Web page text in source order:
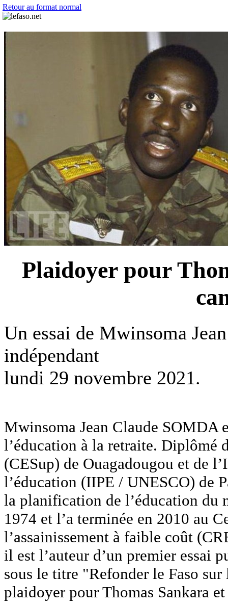
Retour au format normal
Plaidoyer pour
Un essai de Mwinsoma
indépendant
lundi 29 novembre 2021.
Mwinsoma Jean Claude SOMDA
l’éducation à la retraite. Diplômé
(CESup) de Ouagadougou et de
l’éducation (IIPE / UNESCO) de
la planification de l’éducation du
1974 et l’a terminée en 2010 au
l’assainissement à faible coût
il est l’auteur d’un premier essai
sous le titre "Refonder le Faso
plaidoyer pour Thomas Sankara